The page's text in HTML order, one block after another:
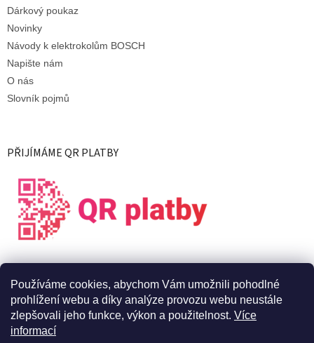
Používáme cookies, abychom Vám umožnili pohodlné
prohlížení webu a díky analýze provozu webu neustále
zlepšovali jeho funkce, výkon a použitelnost. Více
informací
Dárkový poukaz
Novinky
Návody k elektrokolům BOSCH
Napište nám
O nás
Slovník pojmů
PŘIJÍMÁME QR PLATBY